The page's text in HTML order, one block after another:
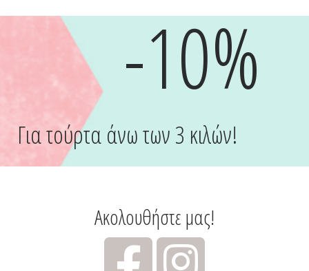
-10%
Για τούρτα άνω των 3 κιλών!
Ακολουθήστε μας!